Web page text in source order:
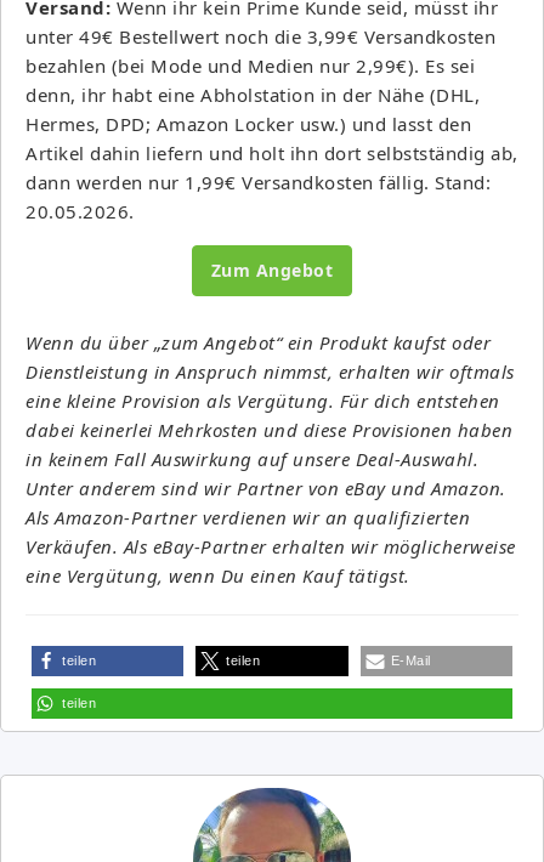
Versand: Wenn ihr kein Prime Kunde seid, müsst ihr
unter 49€ Bestellwert noch die 3,99€ Versandkosten
bezahlen (bei Mode und Medien nur 2,99€). Es sei
denn, ihr habt eine Abholstation in der Nähe (DHL,
Hermes, DPD; Amazon Locker usw.) und lasst den
Artikel dahin liefern und holt ihn dort selbstständig ab,
dann werden nur 1,99€ Versandkosten fällig. Stand:
20.05.2026.
Zum Angebot
Wenn du über „zum Angebot“ ein Produkt kaufst oder
Dienstleistung in Anspruch nimmst, erhalten wir oftmals
eine kleine Provision als Vergütung. Für dich entstehen
dabei keinerlei Mehrkosten und diese Provisionen haben
in keinem Fall Auswirkung auf unsere Deal-Auswahl.
Unter anderem sind wir Partner von eBay und Amazon.
Als Amazon-Partner verdienen wir an qualifizierten
Verkäufen. Als eBay-Partner erhalten wir möglicherweise
eine Vergütung, wenn Du einen Kauf tätigst.
teilen teilen E-Mail
teilen